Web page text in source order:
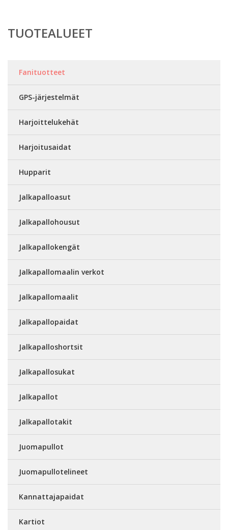
TUOTEALUEET
Fanituotteet
GPS-järjestelmät
Harjoittelukehät
Harjoitusaidat
Hupparit
Jalkapalloasut
Jalkapallohousut
Jalkapallokengät
Jalkapallomaalin verkot
Jalkapallomaalit
Jalkapallopaidat
Jalkapalloshortsit
Jalkapallosukat
Jalkapallot
Jalkapallotakit
Juomapullot
Juomapullotelineet
Kannattajapaidat
Kartiot